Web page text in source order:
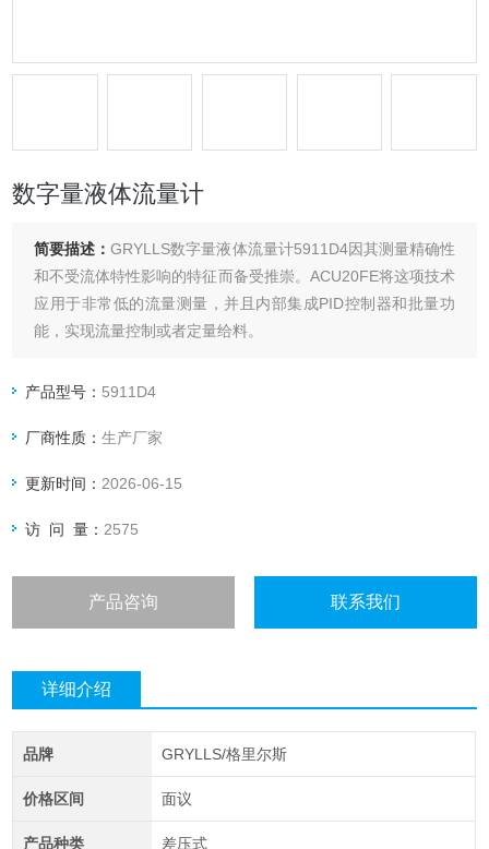
数字量液体流量计
简要描述：GRYLLS数字量液体流量计5911D4因其测量精确性
和不受流体特性影响的特征而备受推崇。ACU20FE将这项技术
应用于非常低的流量测量，并且内部集成PID控制器和批量功
能，实现流量控制或者定量给料。
产品型号： 5911D4
厂商性质：生产厂家
更新时间： 2026-06-15
访 问 量： 2575
产品咨询 联系我们
详细介绍
品牌 GRYLLS/格里尔斯
价格区间 面议
产品种类 差压式